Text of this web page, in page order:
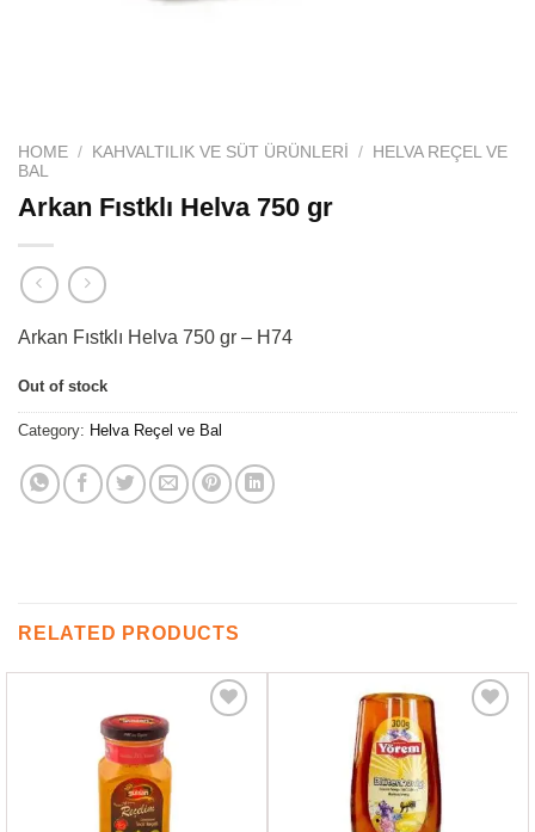
HOME / KAHVALTILIK VE SÜT ÜRÜNLERI /
HELVA REÇEL VE
BAL
Arkan Fıstklı Helva 750 gr
Arkan Fıstklı Helva 750 gr – H74
Out of stock
Category: Helva Reçel ve Bal
RELATED PRODUCTS
Favorilere